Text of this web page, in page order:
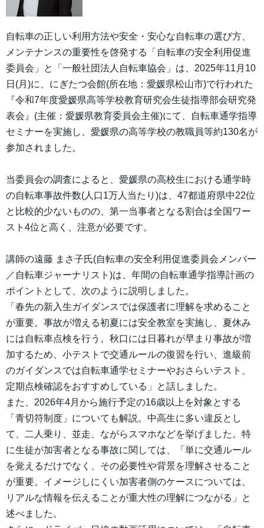
自転車の正しい利用方法や安全・安心な自転車の選び方、
メンテナンスの重要性を啓発する「自転車の安全利用促進
委員会」と「一般社団法人自転車協会」は、2025年11月10
日(月)に、にぎたつ会館(所在地：愛媛県松山市)で行われた
『令和7年度愛媛県高等学校教育研究会生徒指導部会研究発
表会』(主催：愛媛県教育委員会主催)にて、自転車通学指導
セミナーを実施し、愛媛県の高等学校の教職員等約130名が
参加されました。
当委員会の調査によると、愛媛県の高校生における通学時
の自転車事故件数(人口1万人当たり)は、47都道府県中22位
と比較的少ないものの、第一当事者となる割合は全国ワー
スト4位と高く、注意が必要です。
講師の遠藤 まさ子氏(自転車の安全利用促進委員会メンバー
／自転車ジャーナリスト)は、年間の自転車通学指導計画の
ポイントとして、次のように説明しました。
「春先の新入生ガイダンスでは保護者に理解を求めること
が重要。事故が増える初夏には安全教室を実施し、夏休み
には自転車点検を行う。秋口には日暮れが早まり事故が増
加するため、小テストで交通ルールの復習を行い、進級前
のガイダンスでは自転車通学セミナーやおさらいテスト、
定期点検確認をおすすめしている」と話しました。
また、2026年4月から施行予定の16歳以上を対象とする
「青切符制度」についても解説。中高生に多い違反とし
て、二人乗り、並走、ながらスマホなどを挙げました。特
に生徒が加害者となる事故に関しては、「単に交通ルール
を覚えるだけでなく、その必要性や背景を理解させること
が重要。イメージしにくい加害者側のケースについては、
リアルな情報を伝えることが重大性の理解につながる」と
述べました。